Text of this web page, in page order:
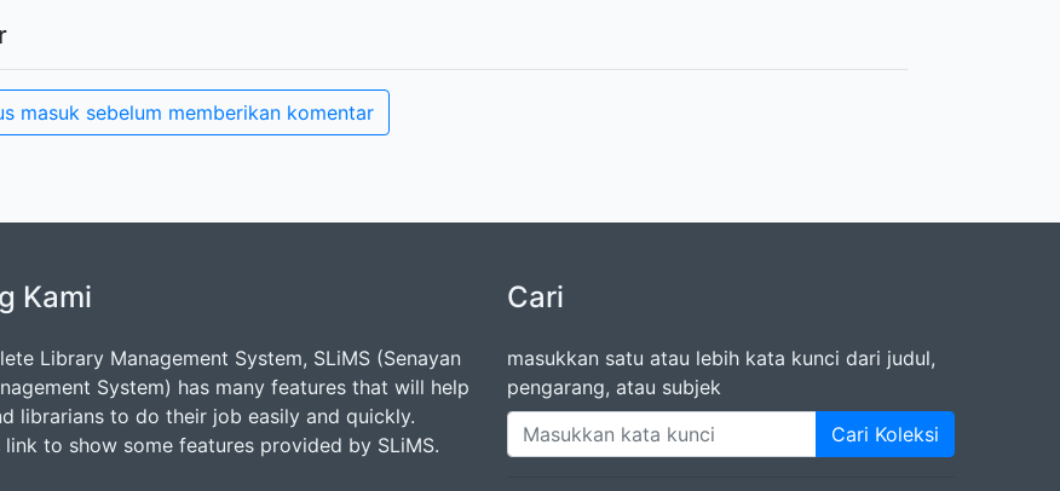
masuk sebelum memberikan komentar
Kami
Library Management System, SLiMS (Senayan
System) has many features that will help
librarians to do their job easily and quickly.
link to show some features provided by SLiMS.
Cari
masukkan satu atau lebih kata kunci dari judul,
pengarang, atau subjek
Cari Koleksi